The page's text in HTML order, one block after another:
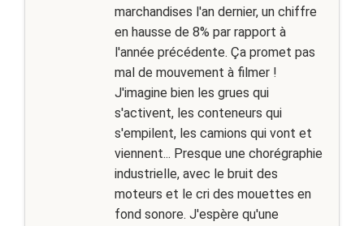
marchandises l'an dernier, un chiffre
en hausse de 8% par rapport à
l'année précédente. Ça promet pas
mal de mouvement à filmer !
J'imagine bien les grues qui
s'activent, les conteneurs qui
s'empilent, les camions qui vont et
viennent... Presque une chorégraphie
industrielle, avec le bruit des
moteurs et le cri des mouettes en
fond sonore. J'espère qu'une